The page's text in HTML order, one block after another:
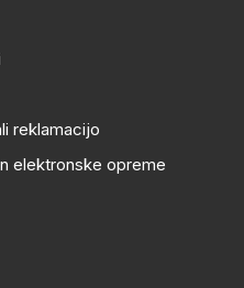
reklamacijo
elektronske opreme